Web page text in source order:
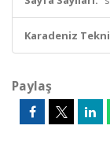
Karadeniz
Paylaş